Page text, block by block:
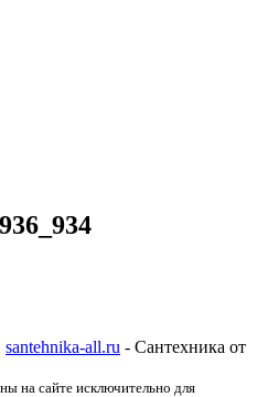
santehnika-all.ru - Сантехника от
на сайте исключительно для